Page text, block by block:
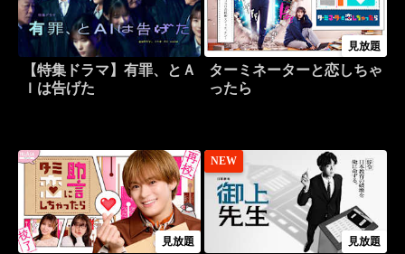
【特集ドラマ】有罪、とＡ
Ｉは告げた
見放題
ターミネーターと恋しちゃ
ったら
見放題
NEW
見放題